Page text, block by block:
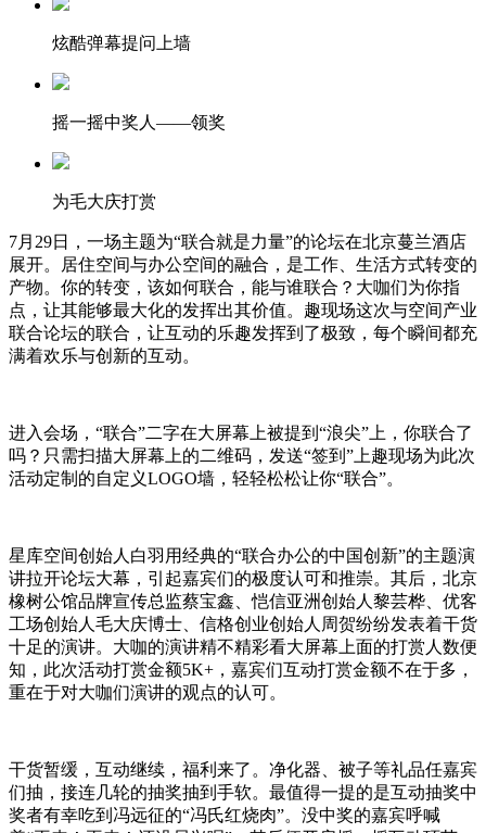
炫酷弹幕提问上墙
摇一摇中奖人——领奖
为毛大庆打赏
7月29日，一场主题为“联合就是力量”的论坛在北京蔓兰酒店
展开。居住空间与办公空间的融合，是工作、生活方式转变的
产物。你的转变，该如何联合，能与谁联合？大咖们为你指
点，让其能够最大化的发挥出其价值。趣现场这次与空间产业
联合论坛的联合，让互动的乐趣发挥到了极致，每个瞬间都充
满着欢乐与创新的互动。
进入会场，“联合”二字在大屏幕上被提到“浪尖”上，你联合了
吗？只需扫描大屏幕上的二维码，发送“签到”上趣现场为此次
活动定制的自定义LOGO墙，轻轻松松让你“联合”。
星库空间创始人白羽用经典的“联合办公的中国创新”的主题演
讲拉开论坛大幕，引起嘉宾们的极度认可和推崇。其后，北京
橡树公馆品牌宣传总监蔡宝鑫、恺信亚洲创始人黎芸桦、优客
工场创始人毛大庆博士、信格创业创始人周贺纷纷发表着干货
十足的演讲。大咖的演讲精不精彩看大屏幕上面的打赏人数便
知，此次活动打赏金额5K+，嘉宾们互动打赏金额不在于多，
重在于对大咖们演讲的观点的认可。
干货暂缓，互动继续，福利来了。净化器、被子等礼品任嘉宾
们抽，接连几轮的抽奖抽到手软。最值得一提的是互动抽奖中
奖者有幸吃到冯远征的“冯氏红烧肉”。没中奖的嘉宾呼喊